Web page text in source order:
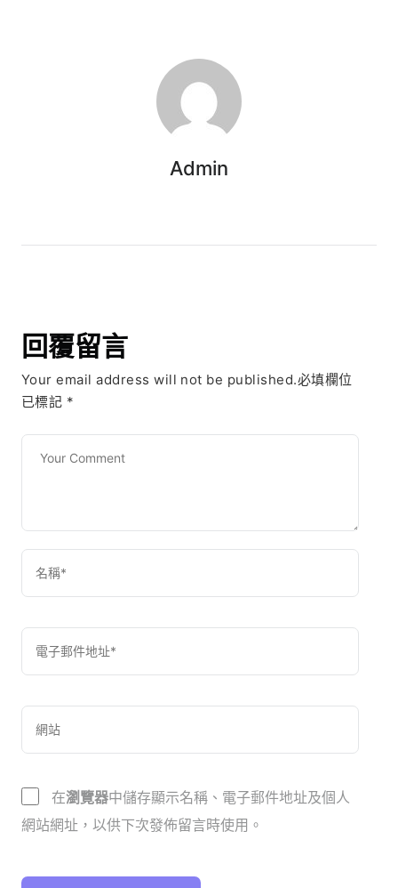
Admin
回覆留言
Your email address will not be published.必填欄位
已標記 *
在瀏覽器中儲存顯示名稱、電子郵件地址及個人
網站網址，以供下次發佈留言時使用。